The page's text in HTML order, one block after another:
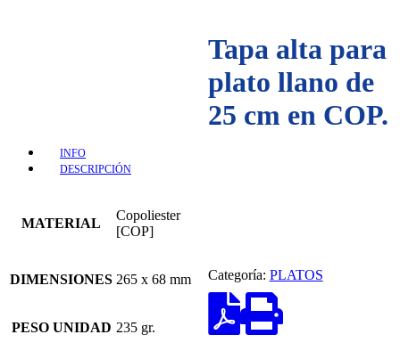
Tapa alta para
plato llano de
25 cm en COP.
Categoría: PLATOS
INFO
DESCRIPCIÓN
MATERIAL
Copoliester
[COP]
DIMENSIONES 265 x 68 mm
PESO UNIDAD 235 gr.